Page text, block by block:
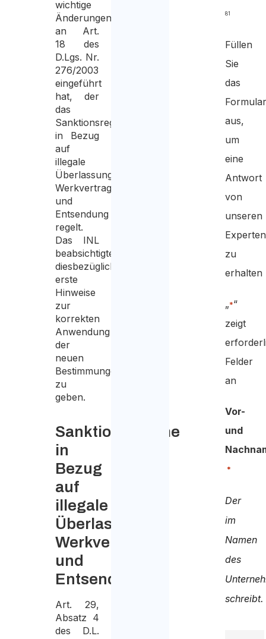
wichtige
Änderungen
an Art.
18 des
D.Lgs. Nr.
276/2003
eingeführt
hat, der
das
Sanktionsregime
in Bezug
auf
illegale
Überlassung,
Werkvertrag
und
Entsendung
regelt.
Das INL
beabsichtigte
diesbezüglich,
erste
Hinweise
zur
korrekten
Anwendung
der
neuen
Bestimmungen
zu
geben.
Sanktionsregime
in
Bezug
auf
illegale
Überlassung,
Werkvertrag
und
Entsendung
Art. 29,
Absatz 4
des D.L.
81
Füllen
Sie
das
aus,
um
eine
Antwort
von
unseren
Experten
zu
erhalten
„*“
zeigt
Felder
an
Vor-
und
*
Der
im
Namen
des
schreibt.